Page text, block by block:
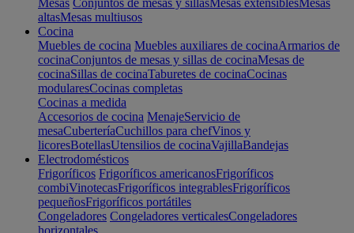
Mesas Conjuntos de mesas y sillasMesas extensiblesMesas
altasMesas multiusos
Cocina
Muebles de cocina Muebles auxiliares de cocinaArmarios de
cocinaConjuntos de mesas y sillas de cocinaMesas de
cocinaSillas de cocinaTaburetes de cocinaCocinas
modularesCocinas completas
Cocinas a medida
Accesorios de cocina MenajeServicio de
mesaCuberteríaCuchillos para chefVinos y
licoresBotellasUtensilios de cocinaVajillaBandejas
Electrodomésticos
Frigoríficos Frigoríficos americanosFrigoríficos
combiVinotecasFrigoríficos integrablesFrigoríficos
pequeñosFrigoríficos portátiles
Congeladores Congeladores verticalesCongeladores
horizontales